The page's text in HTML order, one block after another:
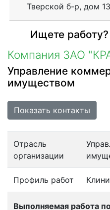
Тверской б-р, дом
Ищете работу?
Компания ЗАО
Управление
имуществом
Показать контакты
Отрасль
организации
Профиль работ
Выполняемая работа